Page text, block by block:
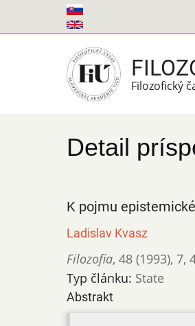
na
Filozofický
Detail
K pojmu
Ladislav Kvasz
Filozofia, 48 (1993), 7,
Typ článku: State
Abstrakt